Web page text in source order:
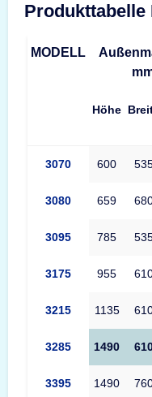
MODELL
Höhe
3070 600
3080 659
3095 785
3175 955
3215 1135
3285 1490
3395 1490